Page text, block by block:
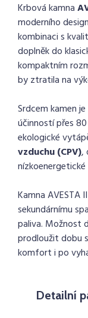
Krbová kamna
moderního
kombinaci s
doplněk do
kompaktním
by ztratila na
Srdcem kamen
účinností přes
ekologické
vzduchu (CPV),
Kamna AVESTA
sekundárnímu
paliva. Možnost
prodloužit dobu
komfort i po
Detailní